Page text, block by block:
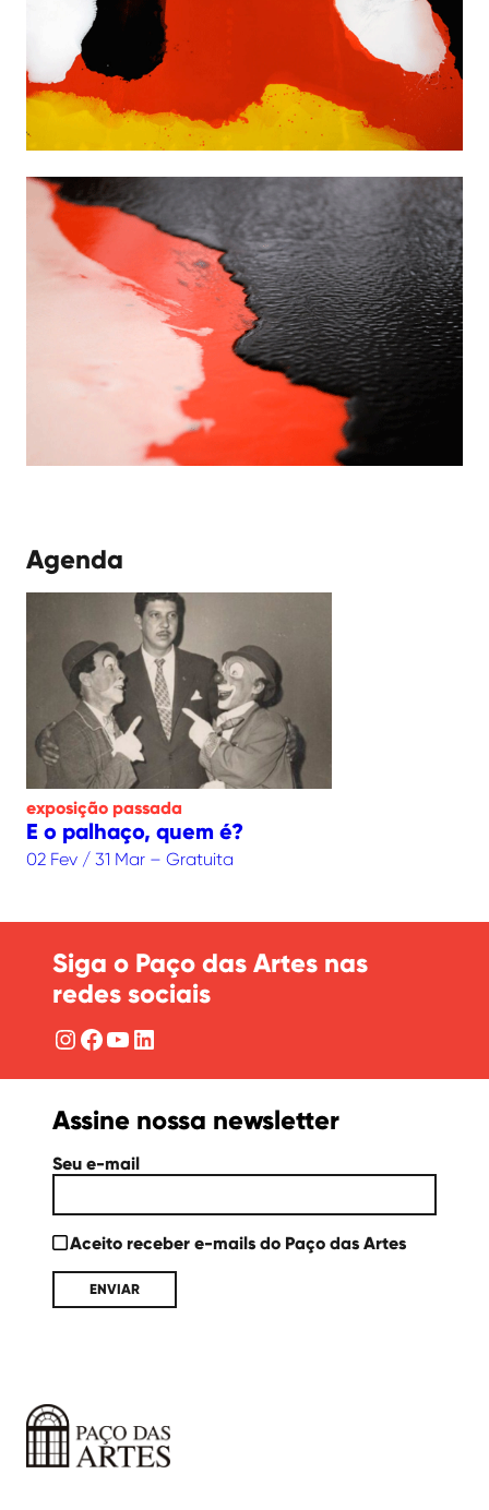
Agenda
exposição passada
E o palhaço, quem é?
02 Fev / 31 Mar – Gratuita
Siga o Paço das Artes nas
redes sociais
Instagram
Facebook
YouTube
LinkedIn
Assine nossa newsletter
Seu e-mail
Aceito receber e-mails do Paço das Artes